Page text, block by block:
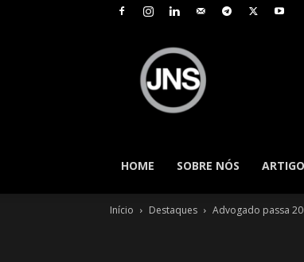
HOME
SOBRE NÓS
Início Destaques Advogado passa